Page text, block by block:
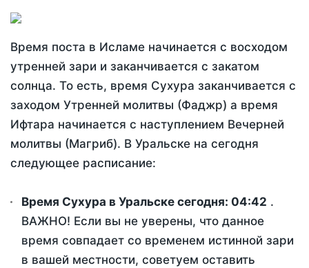
Время поста в Исламе начинается с восходом
утренней зари и заканчивается с закатом
солнца. То есть, время Сухура заканчивается с
заходом Утренней молитвы (Фаджр) а время
Ифтара начинается с наступлением Вечерней
молитвы (Магриб). В Уральске на сегодня
следующее расписание:
Время Сухура в Уральске сегодня: 04:42 .
ВАЖНО! Если вы не уверены, что данное
время совпадает со временем истинной зари
в вашей местности, советуем оставить